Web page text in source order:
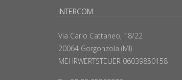
INTERCOM
Via Carlo Cattaneo, 18/22
20064 Gorgonzola (MI)
MEHRWERTSTEUER 06039850158